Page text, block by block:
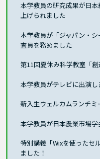
本学教員の研究成果が日
上げられました
本学教員が「ジャパン・
査員を務めました
第11回夏休み科学教室「
本学教員がテレビに出演し
新入生ウェルカムランチミ
本学教員が日本農業市場
特別講義「Wixを使ったセ
ました！